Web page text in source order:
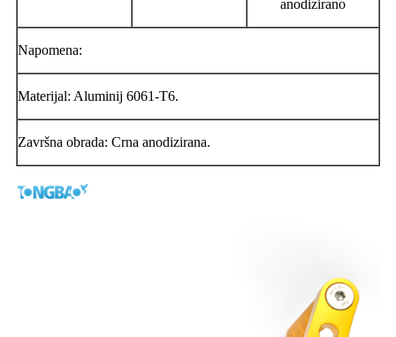
anodizirano
Napomena:
Materijal: Aluminij 6061-T6.
Završna obrada: Crna anodizirana.